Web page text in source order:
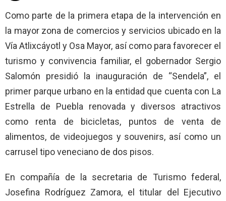
Como parte de la primera etapa de la intervención en
la mayor zona de comercios y servicios ubicado en la
Vía Atlixcáyotl y Osa Mayor, así como para favorecer el
turismo y convivencia familiar, el gobernador Sergio
Salomón presidió la inauguración de “Sendela”, el
primer parque urbano en la entidad que cuenta con La
Estrella de Puebla renovada y diversos atractivos
como renta de bicicletas, puntos de venta de
alimentos, de videojuegos y souvenirs, así como un
carrusel tipo veneciano de dos pisos.
En compañía de la secretaria de Turismo federal,
Josefina Rodríguez Zamora, el titular del Ejecutivo